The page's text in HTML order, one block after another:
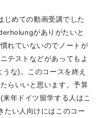
じめての動画受講でした
がありがたいと
れていないのでノートが
テストなどがあってもよ
な)。このコースを終え
らいいと思います。予算
年ドイツ留学する人はこ
たい人向けにはこのコー